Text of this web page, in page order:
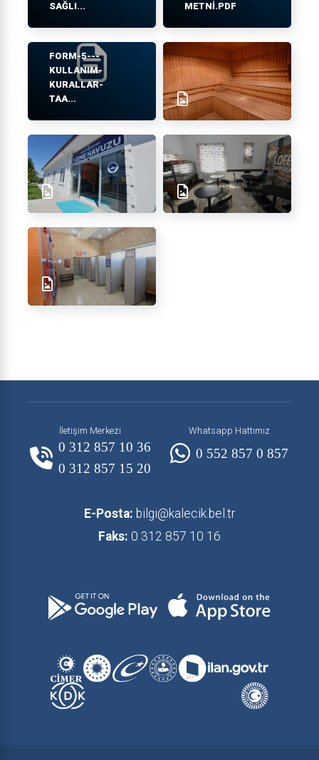
SAĞLI...
METNI.PDF
FORM-5---
KULLANIM-
KURALLAR-
TAA...
İletişim Merkezi
0 312 857 10 36
0 312 857 15 20
Whatsapp Hattımız
0 552 857 0 857
E-Posta: bilgi@kalecik.bel.tr
Faks: 0 312 857 10 16